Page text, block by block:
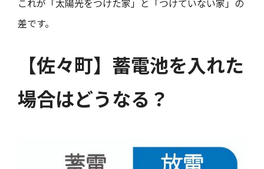
これが「太陽光をつけた家」と「つけていない家」の
差です。
【佐々町】蓄電池を入れた
場合はどうなる？